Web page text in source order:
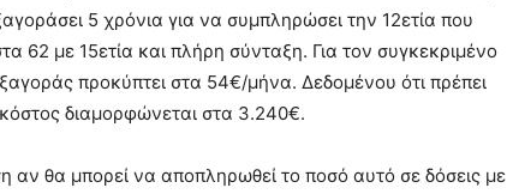
5 χρόνια για να συμπληρώσει την 12ετία που
62 με 15ετία και πλήρη σύνταξη. Για τον συγκεκριμένο
προκύπτει στα 54€/μήνα. Δεδομένου ότι πρέπει
διαμορφώνεται στα 3.240€.
αν θα μπορεί να αποπληρωθεί το ποσό αυτό σε δόσεις με